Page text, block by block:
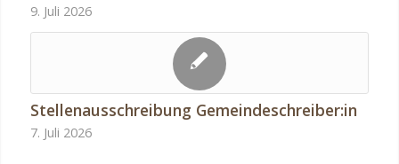
9. Juli 2026
Stellenausschreibung Gemeindeschreiber:in
7. Juli 2026